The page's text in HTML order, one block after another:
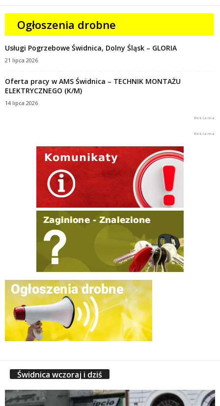
Ogłoszenia drobne
Usługi Pogrzebowe Świdnica, Dolny Śląsk – GLORIA
21 lipca 2026
Oferta pracy w AMS Świdnica – TECHNIK MONTAŻU
ELEKTRYCZNEGO (K/M)
14 lipca 2026
Świdnica wczoraj i dziś